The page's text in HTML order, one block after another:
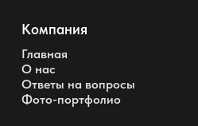
Компания
Главная
О нас
Ответы на вопросы
Фото-портфолио